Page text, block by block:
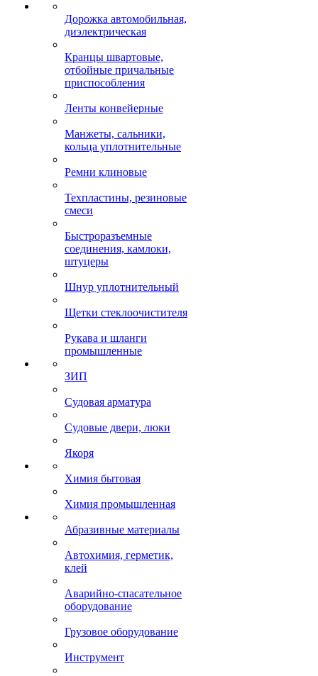
Дорожка автомобильная,
диэлектрическая
Кранцы швартовые,
отбойные причальные
приспособления
Ленты конвейерные
Манжеты, сальники,
кольца уплотнительные
Ремни клиновые
Техпластины, резиновые
смеси
Быстроразъемные
соединения, камлоки,
штуцеры
Шнур уплотнительный
Щетки стеклоочистителя
Рукава и шланги
промышленные
ЗИП
Судовая арматура
Судовые двери, люки
Якоря
Химия бытовая
Химия промышленная
Абразивные материалы
Автохимия, герметик,
клей
Аварийно-спасательное
оборудование
Грузовое оборудование
Инструмент